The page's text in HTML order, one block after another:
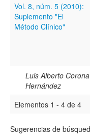
Términos de
Tipo (método/
Vol. 8, núm. 5 (2010):
Suplemento "El
Método Clínico"
Luis Alberto
Hernández
Elementos 1 - 4 de 4
Sugerencias de